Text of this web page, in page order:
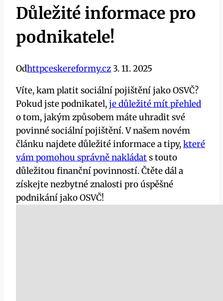
Důležité informace pro
podnikatele!
Odhttpceskereformy.cz3. 11. 2025
Víte, kam platit sociální pojištění jako OSVČ?
Pokud jste podnikatel,je důležité mít přehled
o tom, jakým způsobem máte uhradit své
povinné sociální pojištění. V našem novém
článku najdete důležité informace a tipy,které
vám pomohou správně nakládats touto
důležitou finanční povinností. Čtěte dál a
získejte nezbytné znalosti pro úspěšné
podnikání jako OSVČ!